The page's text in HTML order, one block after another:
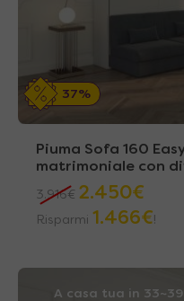
37%
Piuma Sofa 160
matrimoniale con
3.916€ 2.450€
Risparmi 1.466€!
A casa tua in